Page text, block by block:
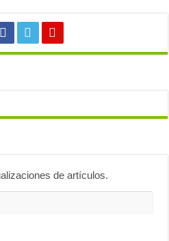
de artículos.